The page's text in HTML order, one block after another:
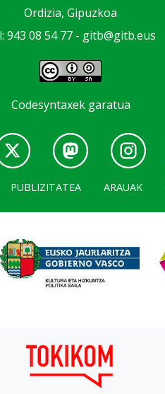
Ordizia, Gipuzkoa
943 08 54 77 - gitb@gitb.eus
Codesyntaxek garatua
PUBLIZITATEA ARAUAK